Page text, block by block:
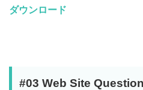
ダウンロード
#03 Web Site